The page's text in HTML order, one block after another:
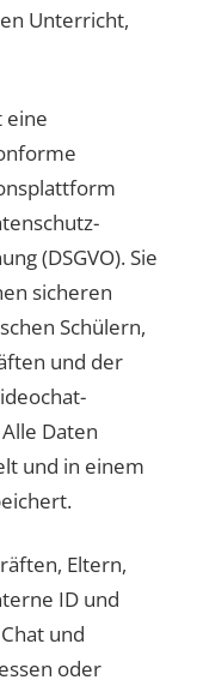
Unterricht,
eine
(DSGVO). Sie
sicheren
Schülern,
und der
Daten
und in einem
Eltern,
ID und
und
oder